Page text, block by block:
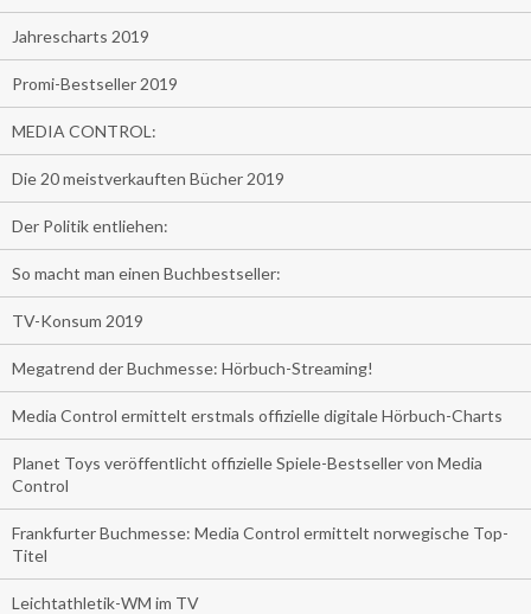
Jahrescharts 2019
Promi-Bestseller 2019
MEDIA CONTROL:
Die 20 meistverkauften Bücher 2019
Der Politik entliehen:
So macht man einen Buchbestseller:
TV-Konsum 2019
Megatrend der Buchmesse: Hörbuch-Streaming!
Media Control ermittelt erstmals offizielle digitale Hörbuch-Charts
Planet Toys veröffentlicht offizielle Spiele-Bestseller von Media
Control
Frankfurter Buchmesse: Media Control ermittelt norwegische Top-
Titel
Leichtathletik-WM im TV